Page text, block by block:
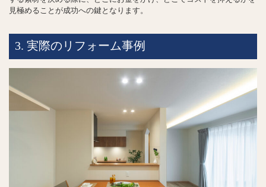
見極めることが成功への鍵となります。
3. 実際のリフォーム事例